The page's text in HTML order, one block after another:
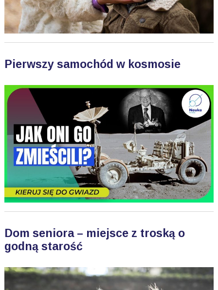
Pierwszy samochód w kosmosie
Dom seniora – miejsce z troską o
godną starość